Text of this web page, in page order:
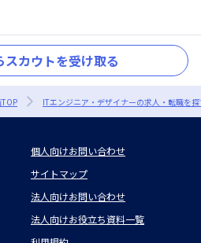
スカウトを受け取る
ITエンジニア・デザイナーの求人・転職を
個人向けお問い合わせ
サイトマップ
法人向けお問い合わせ
法人向けお役立ち資料一覧